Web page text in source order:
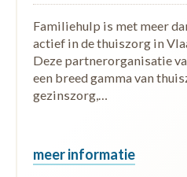
Familiehulp is met meer
actief in de thuiszorg in
Deze partnerorganisatie
een breed gamma van
gezinszorg,…
meer informatie